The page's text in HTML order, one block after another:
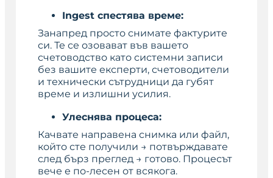
Ingest спестява време:
Занапред просто снимате фактурите
си. Те се озовават във вашето
счетоводство като системни записи
без вашите експерти, счетоводители
и технически сътрудници да губят
време и излишни усилия.
Улеснява процеса:
Качвате направена снимка или файл,
който сте получили → потвърждавате
след бърз преглед → готово. Процесът
вече е по-лесен от всякога.